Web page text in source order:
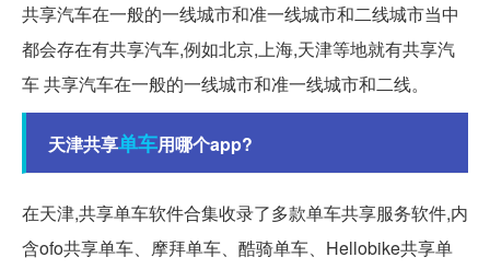
共享汽车在一般的一线城市和准一线城市和二线城市当中
都会存在有共享汽车,例如北京,上海,天津等地就有共享汽
车 共享汽车在一般的一线城市和准一线城市和二线。
天津共享单车用哪个app?
在天津,共享单车软件合集收录了多款单车共享服务软件,内
含ofo共享单车、摩拜单车、酷骑单车、Hellobike共享单